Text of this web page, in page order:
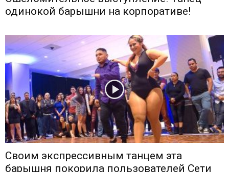
одинокой барышни на корпоративе!
Своим экспрессивным танцем эта
барышня покорила пользователей Сети